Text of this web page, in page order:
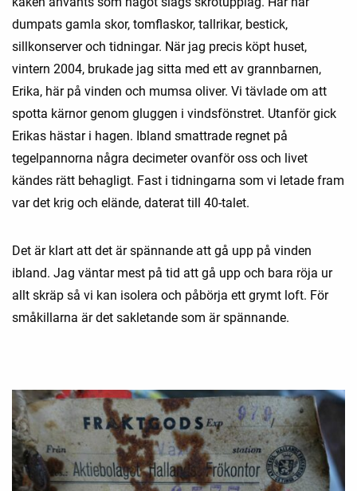
dumpats gamla skor, tomflaskor, tallrikar, bestick,
sillkonserver och tidningar. När jag precis köpt huset,
vintern 2004, brukade jag sitta med ett av grannbarnen,
Erika, här på vinden och mumsa oliver. Vi tävlade om att
spotta kärnor genom gluggen i vindsfönstret. Utanför gick
Erikas hästar i hagen. Ibland smattrade regnet på
tegelpannorna några decimeter ovanför oss och livet
kändes rätt behagligt. Fast i tidningarna som vi letade fram
var det krig och elände, daterat till 40-talet.
Det är klart att det är spännande att gå upp på vinden
ibland. Jag väntar mest på tid att gå upp och bara röja ur
allt skräp så vi kan isolera och påbörja ett grymt loft. För
småkillarna är det sakletande som är spännande.